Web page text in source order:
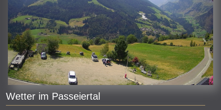
Wetter im Passeiertal